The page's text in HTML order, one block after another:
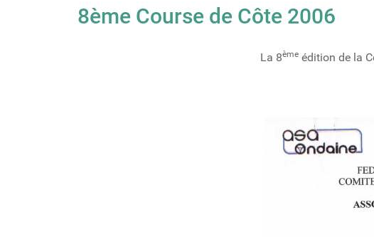
8ème Course de Côte 2006
La 8èmeédition de la